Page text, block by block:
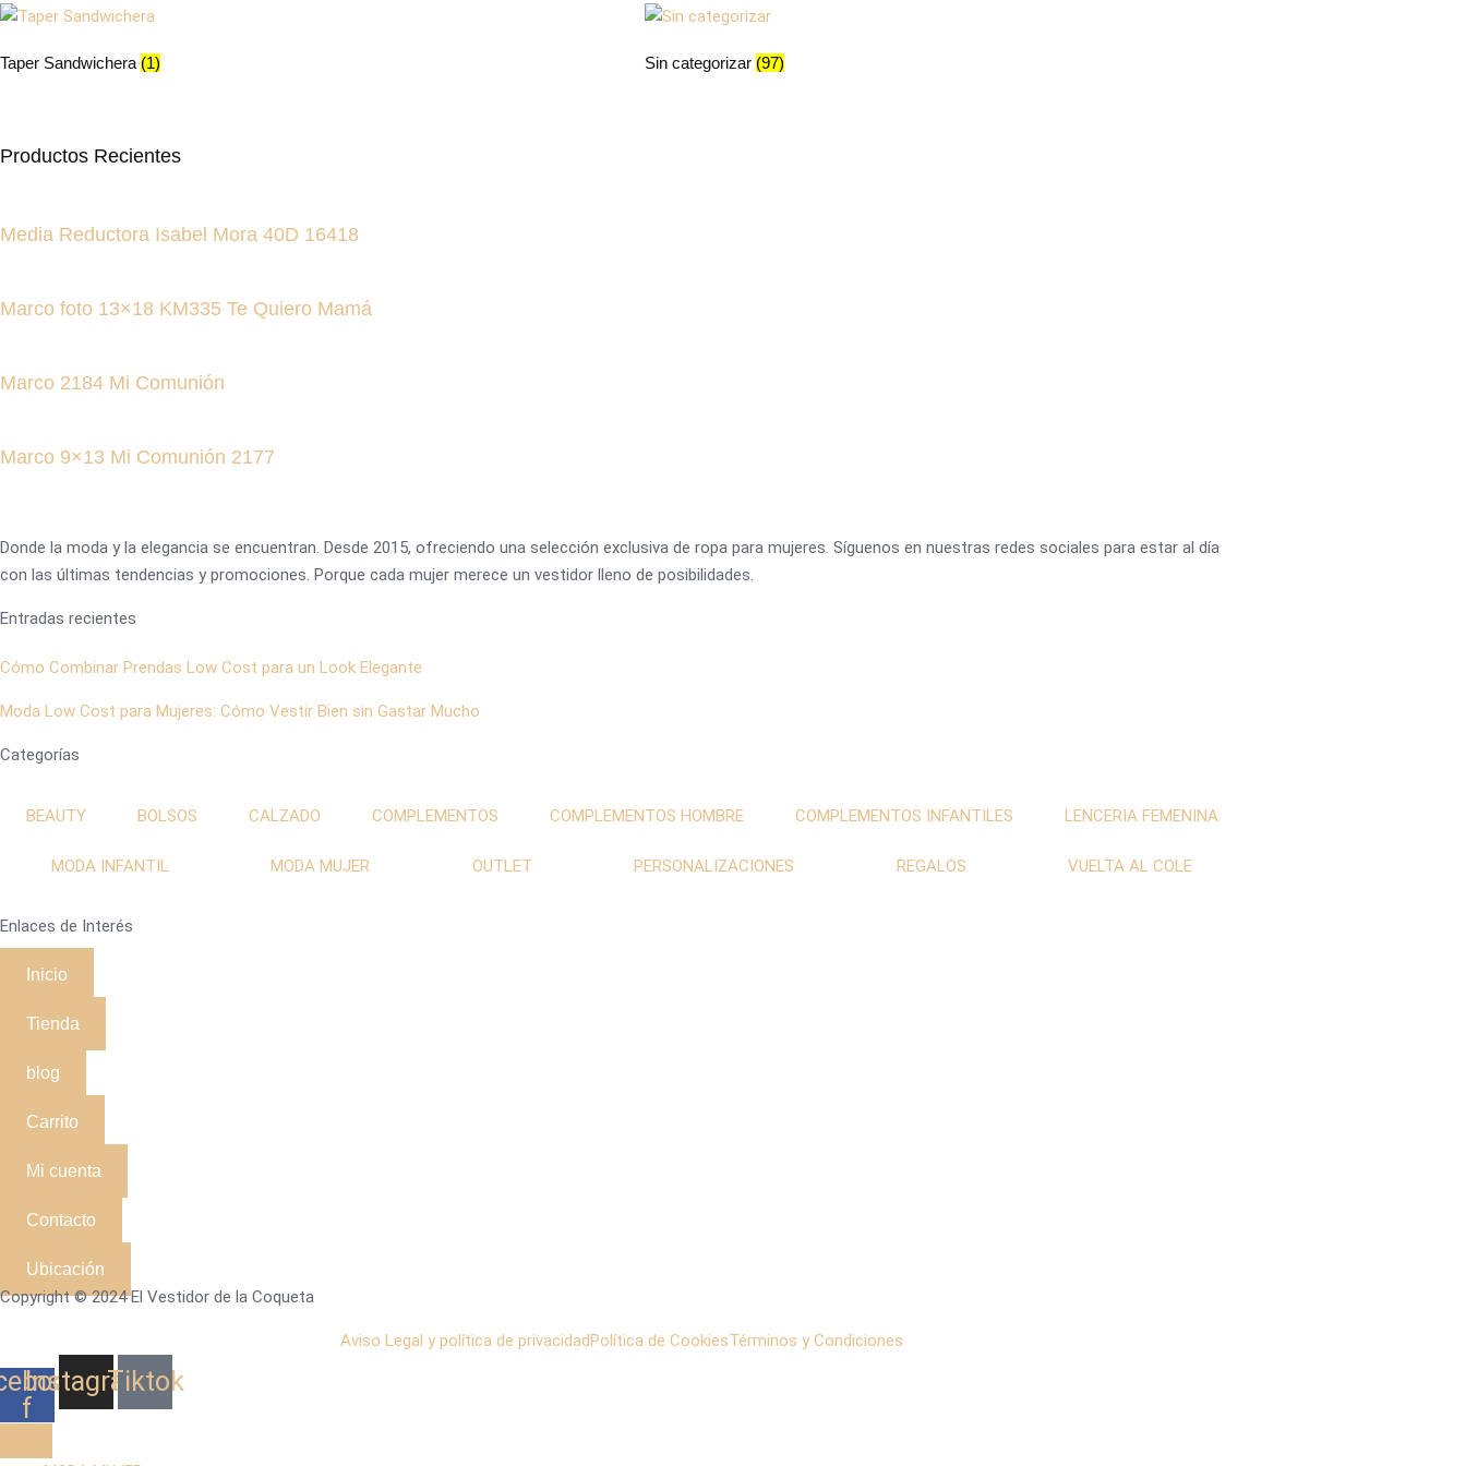
Taper Sandwichera (1) Sin categorizar (97)
Productos Recientes
Media Reductora Isabel Mora 40D 16418
Marco foto 13×18 KM335 Te Quiero Mamá
Marco 2184 Mi Comunión
Marco 9×13 Mi Comunión 2177
Donde la moda y la elegancia se encuentran. Desde 2015, ofreciendo una selección exclusiva de ropa para mujeres. Síguenos en nuestras redes sociales para estar al día
con las últimas tendencias y promociones. Porque cada mujer merece un vestidor lleno de posibilidades.
Entradas recientes
Cómo Combinar Prendas Low Cost para un Look Elegante
Moda Low Cost para Mujeres: Cómo Vestir Bien sin Gastar Mucho
Categorías
BEAUTY BOLSOS CALZADO COMPLEMENTOS COMPLEMENTOS HOMBRE COMPLEMENTOS INFANTILES LENCERIA FEMENINA
MODA INFANTIL MODA MUJER OUTLET PERSONALIZACIONES REGALOS VUELTA AL COLE
Enlaces de Interés
Inicio
Tienda
blog
Carrito
Mi cuenta
Contacto
Ubicación
Copyright © 2024 El Vestidor de la Coqueta
Aviso Legal y política de privacidadPolítica de CookiesTérminos y Condiciones
f
Instagram
Tiktok